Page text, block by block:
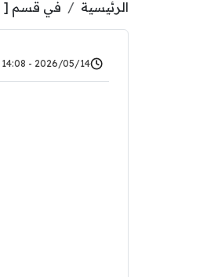
الرئيسية في قسم [
2026/05/14 - 14:08